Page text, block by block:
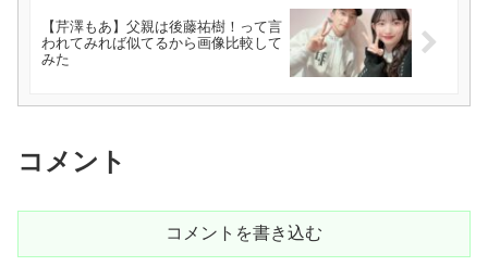
【芹澤もあ】父親は後藤祐樹！って言
われてみれば似てるから画像比較して
みた
コメント
コメントを書き込む